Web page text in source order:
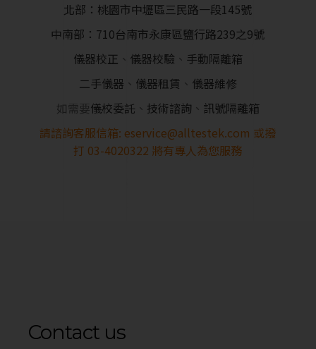
北部：桃園市中壢區三民路一段145號
中南部：710台南市永康區鹽行路239之9號
儀器校正 、 儀器校驗 、 手動隔離箱
二手儀器 、 儀器租賃 、 儀器維修
如需要儀校委託 、 技術諮詢 、 訊號隔離箱
請諮詢客服信箱: eservice@alltestek.com 或撥
打 03-4020322 將有專人為您服務
Contact us